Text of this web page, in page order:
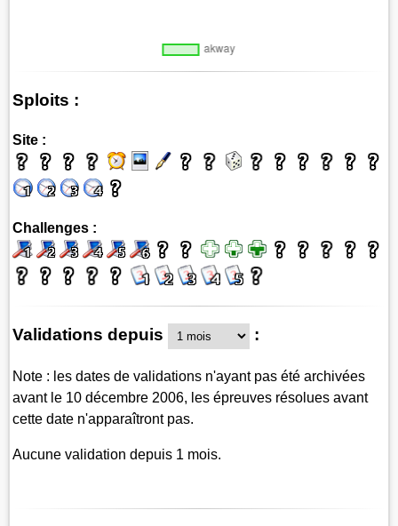
Sploits :
Site :
Challenges :
Validations depuis :
Note : les dates de validations n'ayant pas été archivées
avant le 10 décembre 2006, les épreuves résolues avant
cette date n'apparaîtront pas.
Aucune validation depuis 1 mois.